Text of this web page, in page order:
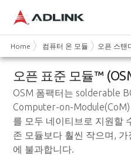
Home 컴퓨터 온 모듈 오픈 스탠
오픈 표준 모듈™
OSM 폼팩터는 solderable
Computer-on-
를 모두 네이티브로 지원할
존 모듈보다 훨씬 작으며,
에 불과합니다.